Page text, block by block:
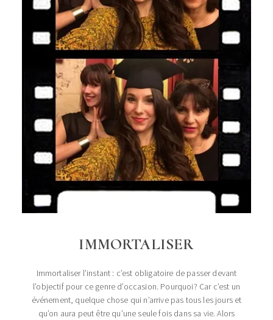
IMMORTALISER
Immortaliser l’instant : c’est obligatoire de passer devant
l’objectif pour ce genre d’occasion. Pourquoi? Car c’est un
événement, quelque chose qui n’arrive pas tous les jours et
qu’on aura peut être qu’une seule fois dans sa vie. Alors